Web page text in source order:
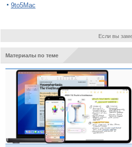
9to5Mac
Если вы
Материалы по теме